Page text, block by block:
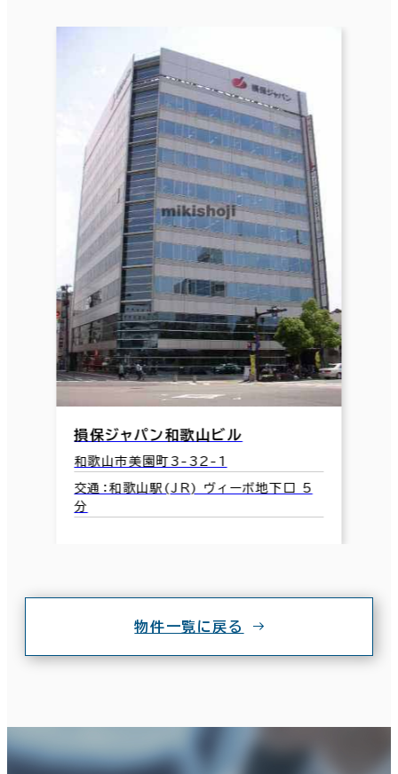
損保ジャパン和歌山ビル
和歌山市美園町3-32-1
交通：和歌山駅(JR) ヴィーボ地下口 5
分
物件一覧に戻る